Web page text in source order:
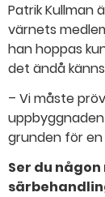
Patrik Kullman
värnets
han hoppas
det ändå
– Vi måste
grunden för en
Ser du